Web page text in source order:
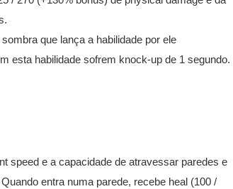
que lança a habilidade por ele
esta habilidade sofrem knock-up de 1 segundo.
speed e a capacidade de atravessar paredes e
entra numa parede, recebe heal (100 /